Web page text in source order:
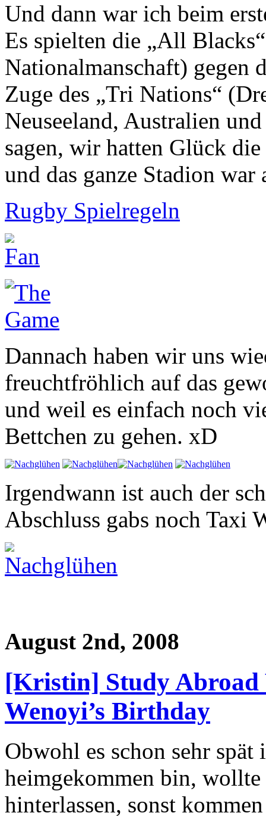
Und dann war ich beim
Es spielten die „All
Nationalmanschaft) gegen
Zuge des „Tri Nations“
Neuseeland, Australien
sagen, wir hatten Glück
und das ganze Stadion war
Rugby Spielregeln
Dannach haben wir uns
freuchtfröhlich auf das
und weil es einfach noch
Bettchen zu gehen. xD
Irgendwann ist auch der
Abschluss gabs noch Taxi
August 2nd, 2008
[Kristin] Study Abroad
Wenoyi’s Birthday
Obwohl es schon sehr spät
heimgekommen bin,
hinterlassen, sonst